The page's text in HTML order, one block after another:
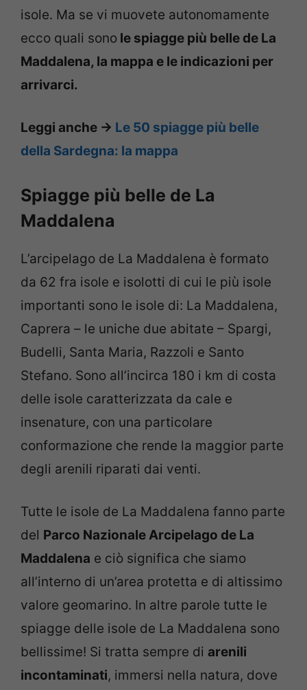
isole. Ma se vi muovete autonomamente
ecco quali sono le spiagge più belle de La
Maddalena, la mappa e le indicazioni per
arrivarci.
Leggi anche -> Le 50 spiagge più belle
della Sardegna: la mappa
Spiagge più belle de La
Maddalena
L’arcipelago de La Maddalena è formato
da 62 fra isole e isolotti di cui le più isole
importanti sono le isole di: La Maddalena,
Caprera – le uniche due abitate – Spargi,
Budelli, Santa Maria, Razzoli e Santo
Stefano. Sono all’incirca 180 i km di costa
delle isole caratterizzata da cale e
insenature, con una particolare
conformazione che rende la maggior parte
degli arenili riparati dai venti.
Tutte le isole de La Maddalena fanno parte
del Parco Nazionale Arcipelago de La
Maddalena e ciò significa che siamo
all’interno di un’area protetta e di altissimo
valore geomarino. In altre parole tutte le
spiagge delle isole de La Maddalena sono
bellissime! Si tratta sempre di arenili
incontaminati, immersi nella natura, dove